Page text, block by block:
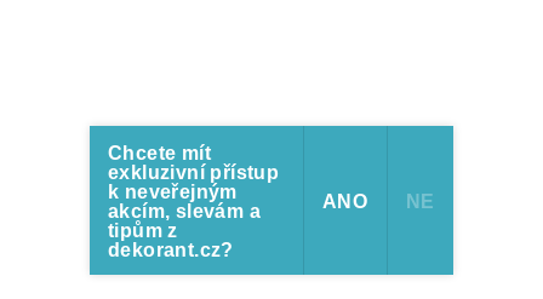
Chcete mít
exkluzivní přístup
k neveřejným
akcím, slevám a
tipům z
dekorant.cz?
ANO NE